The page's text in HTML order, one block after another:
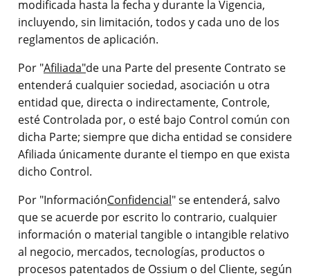
modificada hasta la fecha y durante la Vigencia,
incluyendo, sin limitación, todos y cada uno de los
reglamentos de aplicación.
Por "Afiliada"de una Parte del presente Contrato se
entenderá cualquier sociedad, asociación u otra
entidad que, directa o indirectamente, Controle,
esté Controlada por, o esté bajo Control común con
dicha Parte; siempre que dicha entidad se considere
Afiliada únicamente durante el tiempo en que exista
dicho Control.
Por "InformaciónConfidencial" se entenderá, salvo
que se acuerde por escrito lo contrario, cualquier
información o material tangible o intangible relativo
al negocio, mercados, tecnologías, productos o
procesos patentados de Ossium o del Cliente, según